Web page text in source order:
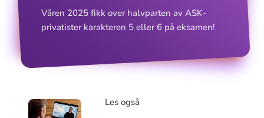
Våren 2025 fikk over halvparten av ASK-
privatister karakteren 5 eller 6 på eksamen!
Les også